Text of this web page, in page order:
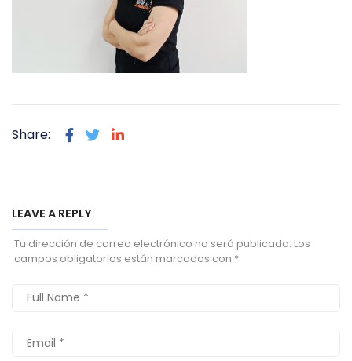
Share:
LEAVE A REPLY
Tu dirección de correo electrónico no será publicada. Los
campos obligatorios están marcados con *